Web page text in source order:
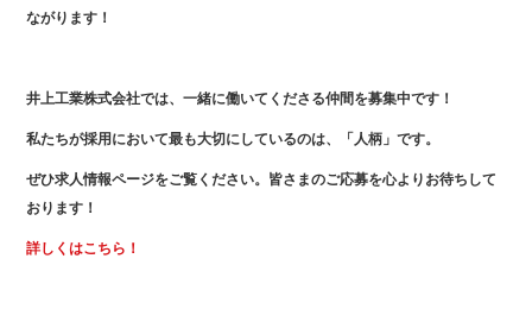
ながります！
井上工業株式会社では、一緒に働いてくださる仲間を募集中です！
私たちが採用において最も大切にしているのは、「人柄」です。
ぜひ求人情報ページをご覧ください。皆さまのご応募を心よりお待ちして
おります！
詳しくはこちら！